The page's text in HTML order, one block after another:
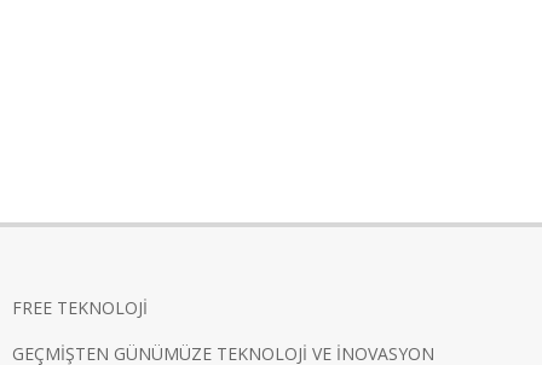
FREE TEKNOLOJİ
GEÇMİŞTEN GÜNÜMÜZE TEKNOLOJİ VE İNOVASYON